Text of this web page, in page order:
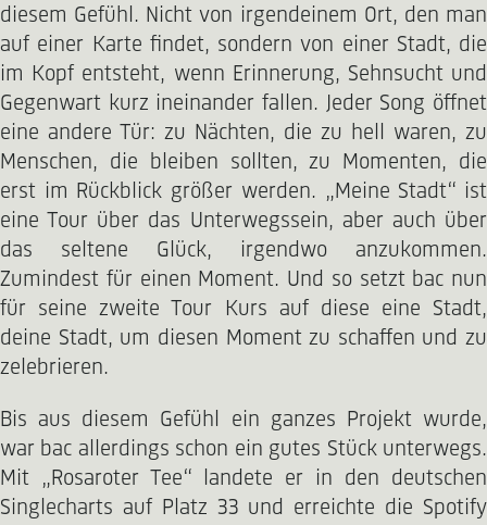
diesem Gefühl. Nicht von irgendeinem Ort, den man
auf einer Karte findet, sondern von einer Stadt, die
im Kopf entsteht, wenn Erinnerung, Sehnsucht und
Gegenwart kurz ineinander fallen. Jeder Song öffnet
eine andere Tür: zu Nächten, die zu hell waren, zu
Menschen, die bleiben sollten, zu Momenten, die
erst im Rückblick größer werden. „Meine Stadt“ ist
eine Tour über das Unterwegssein, aber auch über
das seltene Glück, irgendwo anzukommen.
Zumindest für einen Moment. Und so setzt bac nun
für seine zweite Tour Kurs auf diese eine Stadt,
deine Stadt, um diesen Moment zu schaffen und zu
zelebrieren.
Bis aus diesem Gefühl ein ganzes Projekt wurde,
war bac allerdings schon ein gutes Stück unterwegs.
Mit „Rosaroter Tee“ landete er in den deutschen
Singlecharts auf Platz 33 und erreichte die Spotify